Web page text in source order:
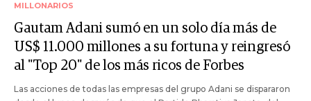
MILLONARIOS
Gautam Adani sumó en un solo día más de
US$ 11.000 millones a su fortuna y reingresó
al "Top 20" de los más ricos de Forbes
Las acciones de todas las empresas del grupo Adani se dispararon